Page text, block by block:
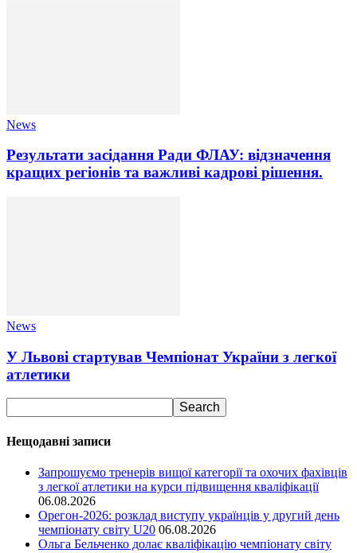
News
Результати засідання Ради ФЛАУ: відзначення
кращих регіонів та важливі кадрові рішення.
News
У Львові стартував Чемпіонат України з легкої
атлетики
Нещодавні записи
Запрошуємо тренерів вищої категорії та охочих фахівців
з легкої атлетики на курси підвищення кваліфікації
06.08.2026
Орегон-2026: розклад виступу українців у другий день
чемпіонату світу U20 06.08.2026
Ольга Бельченко долає кваліфікацію чемпіонату світу